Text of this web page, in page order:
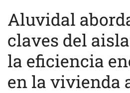
Aluvidal
claves del
la eficiencia
en la vivienda